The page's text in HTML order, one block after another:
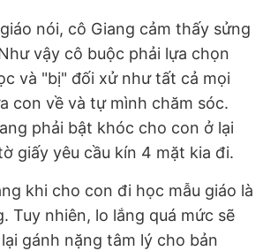
nói, cô Giang cảm thấy sửng
vậy cô buộc phải lựa chọn
và "bị" đối xử như tất cả mọi
con về và tự mình chăm sóc.
phải bật khóc cho con ở lại
giấy yêu cầu kín 4 mặt kia đi.
khi cho con đi học mẫu giáo là
Tuy nhiên, lo lắng quá mức sẽ
gánh nặng tâm lý cho bản